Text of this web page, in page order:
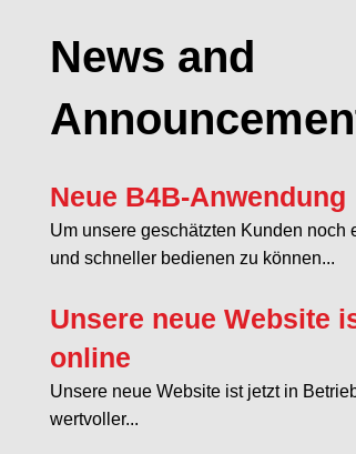
News and
Neue B4B-Anwendung
Um unsere geschätzten Kunden noch
und schneller bedienen zu können...
Unsere neue Website
online
Unsere neue Website ist jetzt in
wertvoller...